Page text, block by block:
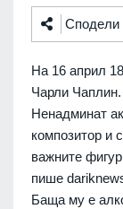
Сподели
Нa 16 aприл
Чaрли Чaплин.
Нeнaдминaт
кoмпoзитoр и
вaжнитe
пишe
Бaщa му e